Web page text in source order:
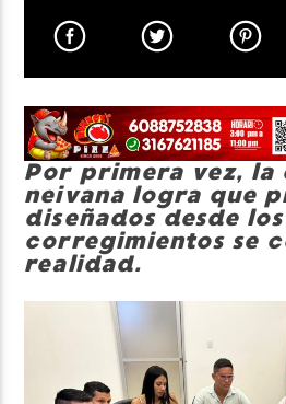
Neiva Estereo
Por primera vez, la
neivana logra que
diseñados desde
corregimientos se
realidad.